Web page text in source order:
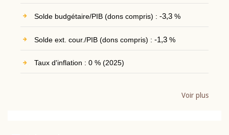
Solde budgétaire/PIB (dons compris) : -3,3%
Solde ext. cour./PIB (dons compris) : -1,3%
Taux d'inflation : 0 % (2025)
Voir plus